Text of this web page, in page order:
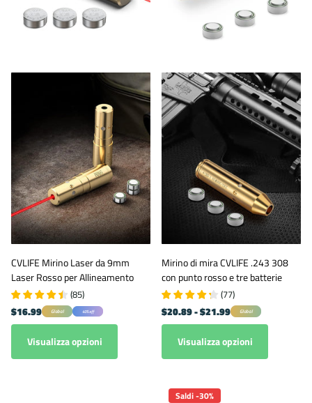
CVLIFE Mirino Laser da 9mm
Laser Rosso per Allineamento
(85)
$16.99 Global 40% off
Visualizza opzioni
Mirino di mira CVLIFE .243 308
con punto rosso e tre batterie
(77)
$20.89- $21.99 Global
Visualizza opzioni
Saldi -30%